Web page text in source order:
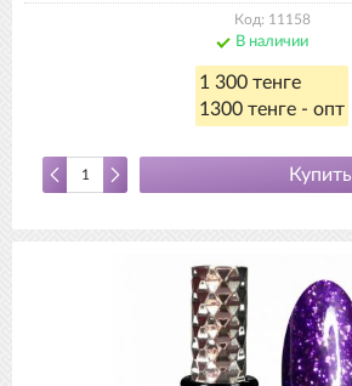
Код: 11158
В наличии
1 300 тенге
1300 тенге - опт
Купить